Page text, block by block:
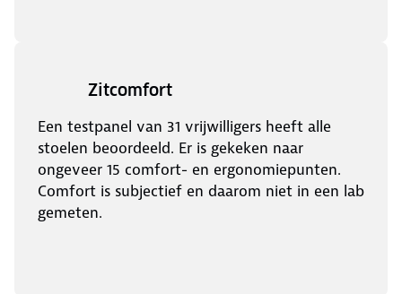
Zitcomfort
Een testpanel van 31 vrijwilligers heeft alle
stoelen beoordeeld. Er is gekeken naar
ongeveer 15 comfort- en ergonomiepunten.
Comfort is subjectief en daarom niet in een lab
gemeten.